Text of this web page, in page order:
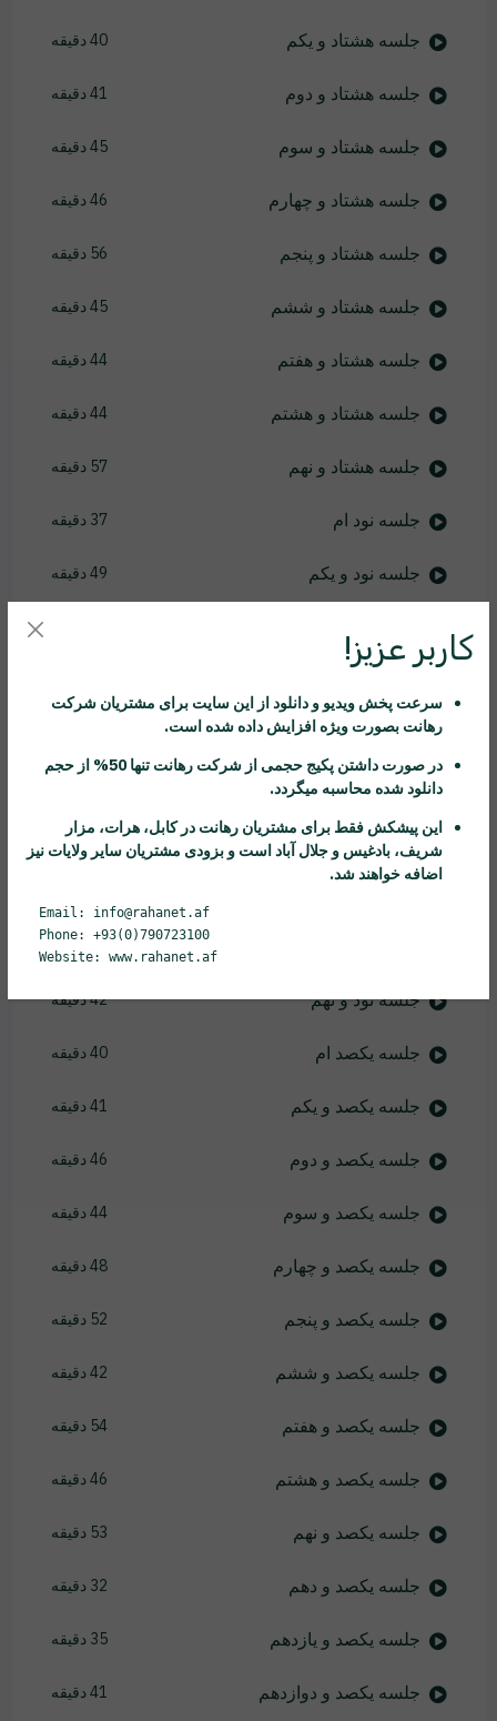
جلسه هشتاد و یکم 40 دقیقه
جلسه هشتاد و دوم 41 دقیقه
جلسه هشتاد و سوم 45 دقیقه
جلسه هشتاد و چهارم 46 دقیقه
جلسه هشتاد و پنجم 56 دقیقه
جلسه هشتاد و ششم 45 دقیقه
جلسه هشتاد و هفتم 44 دقیقه
جلسه هشتاد و هشتم 44 دقیقه
جلسه هشتاد و نهم 57 دقیقه
جلسه نود ام 37 دقیقه
جلسه نود و یکم 49 دقیقه
جلسه نود و چهارم
جلسه نود و پنجم
جلسه نود و ششم 37 دقیقه
28 دقیقه
جلسه نود و نهم 42 دقیقه
جلسه یکصد ام 40 دقیقه
جلسه یکصد و یکم 41 دقیقه
جلسه یکصد و دوم 46 دقیقه
جلسه یکصد و سوم 44 دقیقه
جلسه یکصد و چهارم 48 دقیقه
جلسه یکصد و پنجم 52 دقیقه
جلسه یکصد و ششم 42 دقیقه
جلسه یکصد و هفتم 54 دقیقه
جلسه یکصد و هشتم 46 دقیقه
جلسه یکصد و نهم 53 دقیقه
جلسه یکصد و دهم 32 دقیقه
جلسه یکصد و یازدهم 35 دقیقه
جلسه یکصد و دوازدهم 41 دقیقه
کاربر عزیز!
سرعت پخش ویدیو و دانلود از این سایت برای مشتریان شرکت
رهانت بصورت ویژه افزایش داده شده است.
در صورت داشتن پکیج حجمی از شرکت رهانت
تنها 50% از حجم
دانلود شده محاسبه میگردد.
این پیشکش فقط برای مشتریان رهانت در کابل، هرات، مزار
شریف، بادغیس و جلال آباد است و بزودی مشتریان سایر ولایات نیز
اضافه خواهند شد.
Email: info@rahanet.af
Phone: +93(0)790723100
Website: www.rahanet.af